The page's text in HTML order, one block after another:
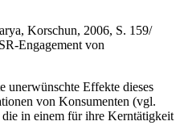
Korschun, 2006, S. 159/
Engagement von
unerwünschte Effekte dieses
von Konsumenten (vgl.
die in einem für ihre Kerntätigkeit